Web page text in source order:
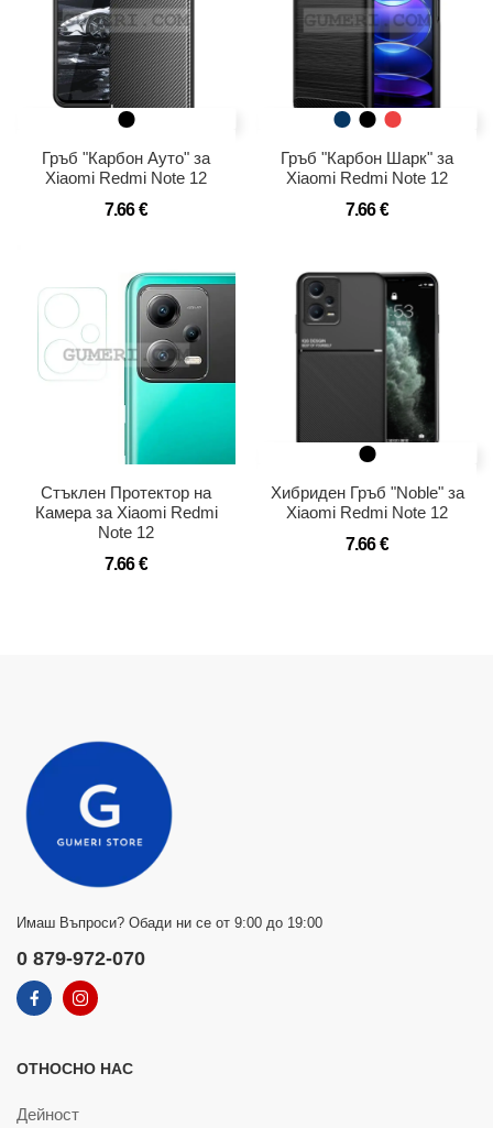
Гръб "Карбон Ауто" за
Xiaomi Redmi Note 12
7.66 €
Гръб "Карбон Шарк" за
Xiaomi Redmi Note 12
7.66 €
Стъклен Протектор на
Камера за Xiaomi Redmi
Note 12
7.66 €
Хибриден Гръб "Noble" за
Xiaomi Redmi Note 12
7.66 €
Имаш Въпроси? Обади ни се от 9:00 до 19:00
0 879-972-070
ОТНОСНО НАС
Дейност